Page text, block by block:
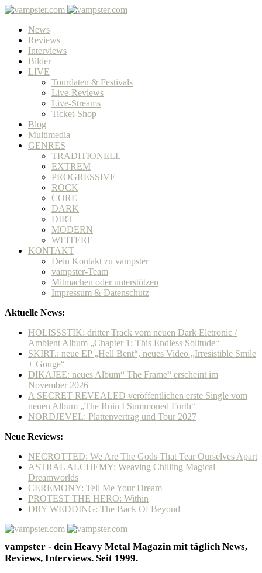
News
Reviews
Interviews
Bilder
LIVE
Tourdaten & Festivals
Live-Reviews
Live-Streams
Ticket-Shop
Blog
Multimedia
GENRES
TRADITIONELL
EXTREM
PROGRESSIVE
ROCK
CORE
DARK
DIRT
MODERN
WEITERE
KONTAKT
Dein Kontakt zu vampster
vampster-Team
Mitmachen oder unterstützen
Impressum & Datenschutz
Aktuelle News:
HOLISSSTIK: dritter Track vom neuen Dark Eletronic /
Ambient Album „Chapter 1: This Endless Solitude“
SKIRT.: neue EP „Hell Bent“, neues Video „Irresistible Smile
+ Gouge“
DIKAJEE: neues Album“ The Frame“ erscheint im
November 2026
A SECRET REVEALED veröffentlichen erste Single vom
neuen Album „The Ruin I Summoned Forth“
NORDJEVEL: Plattenvertrag und Tour 2027
Neue Reviews:
NECROTTED: We Are The Gods That Tear Ourselves Apart
ASTRAL ALCHEMY: Weaving Chilling Magical
Dreamworlds
CEREMONY: Tell Me Your Dream
PROTEST THE HERO: Within
DRY WEDDING: The Back Of Beyond
vampster - dein Heavy Metal Magazin mit täglich News,
Reviews, Interviews. Seit 1999.